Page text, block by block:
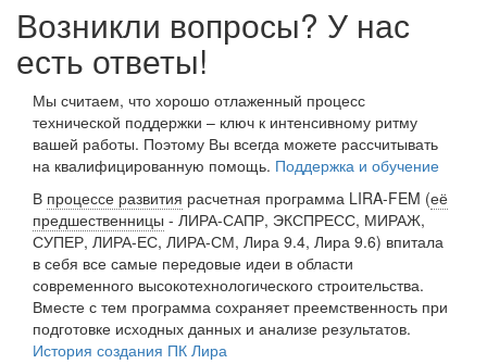
Возникли вопросы? У нас
есть ответы!
Мы считаем, что хорошо отлаженный процесс
технической поддержки – ключ к интенсивному ритму
вашей работы. Поэтому Вы всегда можете рассчитывать
на квалифицированную помощь. Поддержка и обучение
В процессе развития расчетная программа LIRA-FEM (её
предшественницы - ЛИРА-САПР, ЭКСПРЕСС, МИРАЖ,
СУПЕР, ЛИРА-ЕС, ЛИРА-СМ, Лира 9.4, Лира 9.6) впитала
в себя все самые передовые идеи в области
современного высокотехнологического строительства.
Вместе с тем программа сохраняет преемственность при
подготовке исходных данных и анализе результатов.
История создания ПК Лира